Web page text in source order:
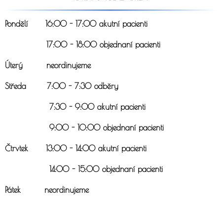
Pondělí 16:00 - 17:00 akutní pacienti
17:00 - 18:00 objednaní pacienti
Úterý neordinujeme
Středa 7:00 - 7:30 odběry
7:30 - 9:00 akutní pacienti
9:00 - 10:00 objednaní pacienti
Čtrvtek 13:00 - 14:00 akutní pacienti
14:00 - 15:00 objednaní pacienti
Pátek neordinujeme